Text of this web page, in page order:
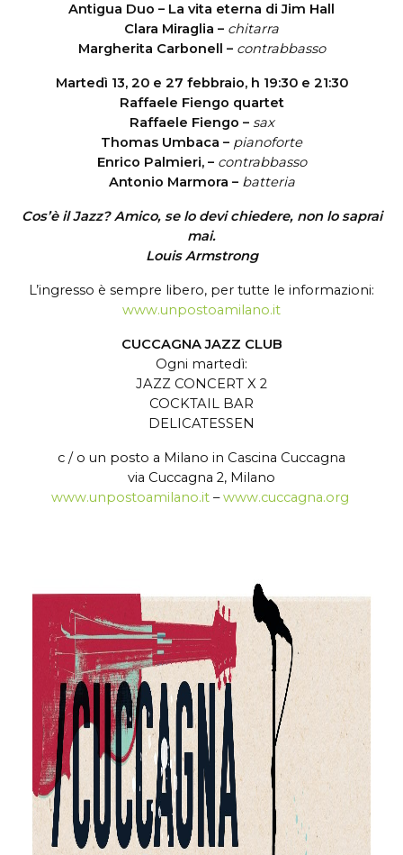
Antigua Duo – La vita eterna di Jim Hall
Clara Miraglia – chitarra
Margherita Carbonell – contrabbasso
Martedì 13, 20 e 27 febbraio, h 19:30 e 21:30
Raffaele Fiengo quartet
Raffaele Fiengo – sax
Thomas Umbaca – pianoforte
Enrico Palmieri, – contrabbasso
Antonio Marmora – batteria
Cos’è il Jazz? Amico, se lo devi chiedere, non lo saprai
mai.
Louis Armstrong
L’ingresso è sempre libero, per tutte le informazioni:
www.unpostoamilano.it
CUCCAGNA JAZZ CLUB
Ogni martedì:
JAZZ CONCERT X 2
COCKTAIL BAR
DELICATESSEN
c / o un posto a Milano in Cascina Cuccagna
via Cuccagna 2, Milano
www.unpostoamilano.it–www.cuccagna.org